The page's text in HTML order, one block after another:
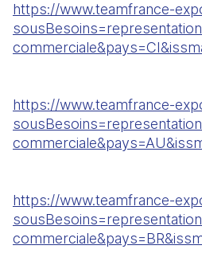
https://www.teamfrance-
https://www.teamfrance-
https://www.teamfrance-